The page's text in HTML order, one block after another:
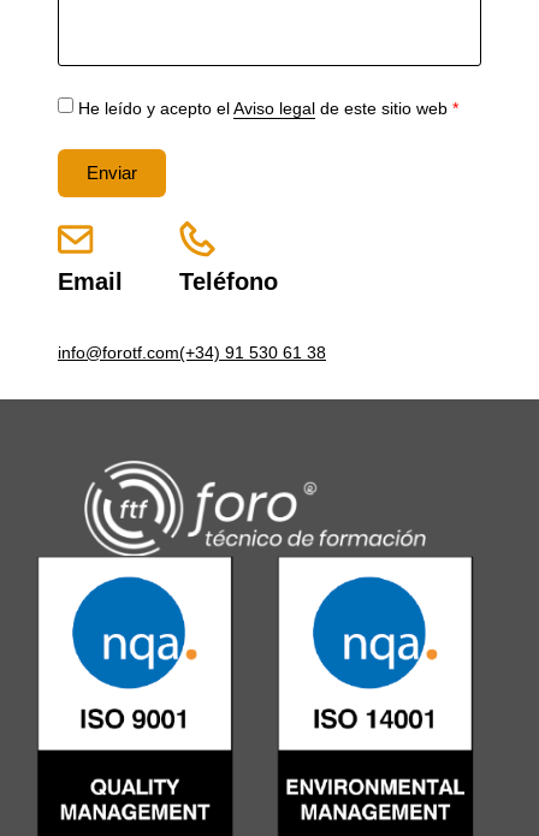
He leído y acepto elAviso legal de este sitio web *
Enviar
Email
info@forotf.com
Teléfono
(+34) 91 530 61 38